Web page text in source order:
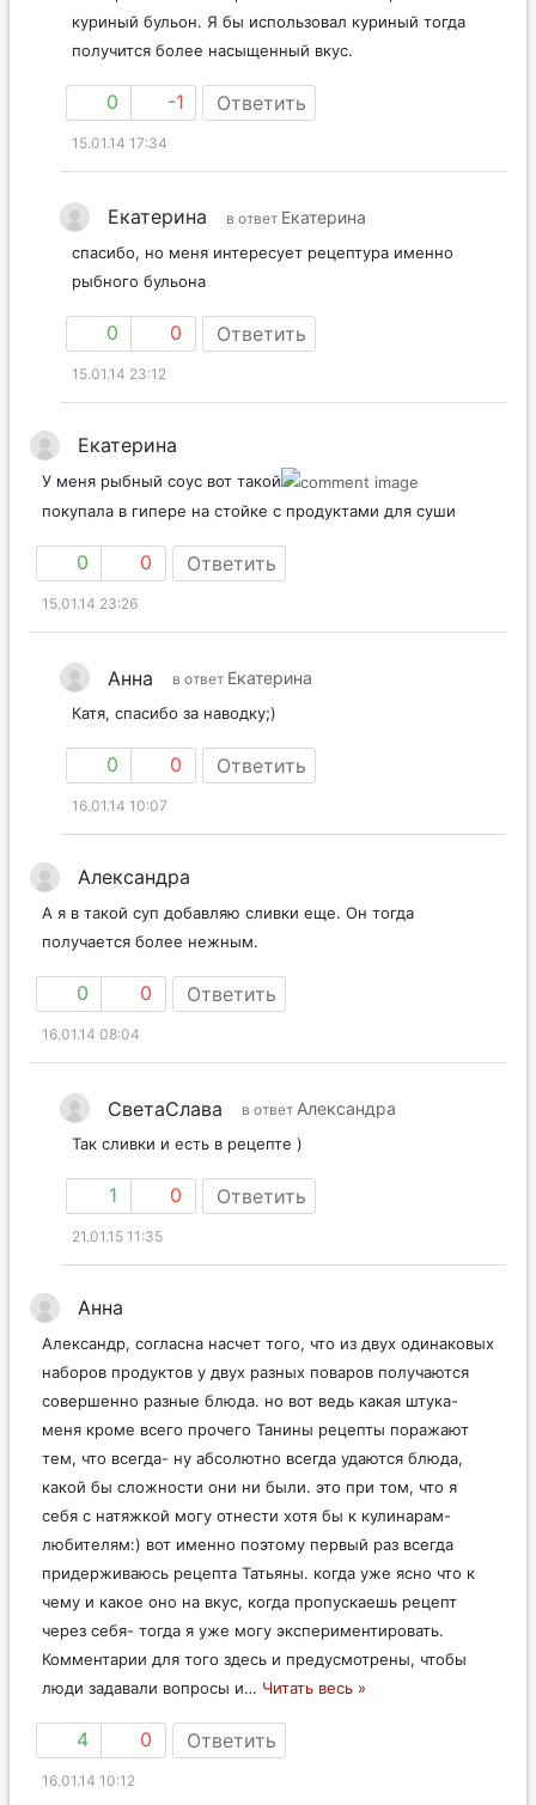
куриный бульон. Я бы использовал куриный тогда
получится более насыщенный вкус.
0 -1 Ответить
15.01.14 17:34
Екатерина в ответ Екатерина
спасибо, но меня интересует рецептура именно
рыбного бульона
0 0 Ответить
15.01.14 23:12
Екатерина
У меня рыбный соус вот такой
покупала в гипере на стойке с продуктами для суши
0 0 Ответить
15.01.14 23:26
Анна в ответ Екатерина
Катя, спасибо за наводку;)
0 0 Ответить
16.01.14 10:07
Александра
А я в такой суп добавляю сливки еще. Он тогда
получается более нежным.
0 0 Ответить
16.01.14 08:04
СветаСлава в ответ Александра
Так сливки и есть в рецепте )
1 0 Ответить
21.01.15 11:35
Анна
Александр, согласна насчет того, что из двух одинаковых
наборов продуктов у двух разных поваров получаются
совершенно разные блюда. но вот ведь какая штука-
меня кроме всего прочего Танины рецепты поражают
тем, что всегда- ну абсолютно всегда удаются блюда,
какой бы сложности они ни были. это при том, что я
себя с натяжкой могу отнести хотя бы к кулинарам-
любителям:) вот именно поэтому первый раз всегда
придерживаюсь рецепта Татьяны. когда уже ясно что к
чему и какое оно на вкус, когда пропускаешь рецепт
через себя- тогда я уже могу экспериментировать.
Комментарии для того здесь и предусмотрены, чтобы
люди задавали вопросы и… Читать весь »
4 0 Ответить
16.01.14 10:12